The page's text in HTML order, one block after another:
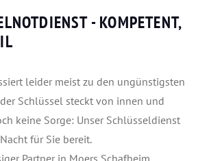
- KOMPETENT,
leider meist zu den ungünstigsten
Schlüssel steckt von innen und
keine Sorge: Unser Schlüsseldienst
für Sie bereit.
Partner in Moers Schafheim,